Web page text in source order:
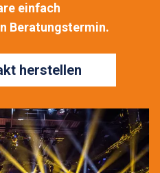
einfach
Beratungstermin.
herstellen